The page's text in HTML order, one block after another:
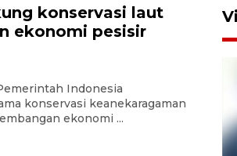
konservasi laut
ekonomi pesisir
Indonesia
konservasi keanekaragaman
ekonomi ...